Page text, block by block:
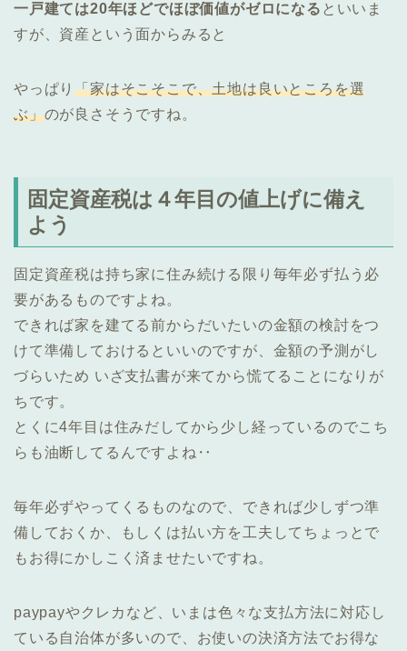
一戸建ては20年ほどでほぼ価値がゼロになる といいま
すが、資産という面からみると
やっぱり「家はそこそこで、土地は良いところを選
ぶ」のが良さそうですね。
固定資産税は４年目の値上げに備え
よう
固定資産税は持ち家に住み続ける限り毎年必ず払う必
要があるものですよね。
できれば家を建てる前からだいたいの金額の検討をつ
けて準備しておけるといいのですが、金額の予測がし
づらいため いざ支払書が来てから慌てることになりが
ちです。
とくに4年目は住みだしてから少し経っているのでこち
らも油断してるんですよね‥
毎年必ずやってくるものなので、できれば少しずつ準
備しておくか、もしくは払い方を工夫してちょっとで
もお得にかしこく済ませたいですね。
paypayやクレカなど、いまは色々な支払方法に対応し
ている自治体が多いので、お使いの決済方法でお得な